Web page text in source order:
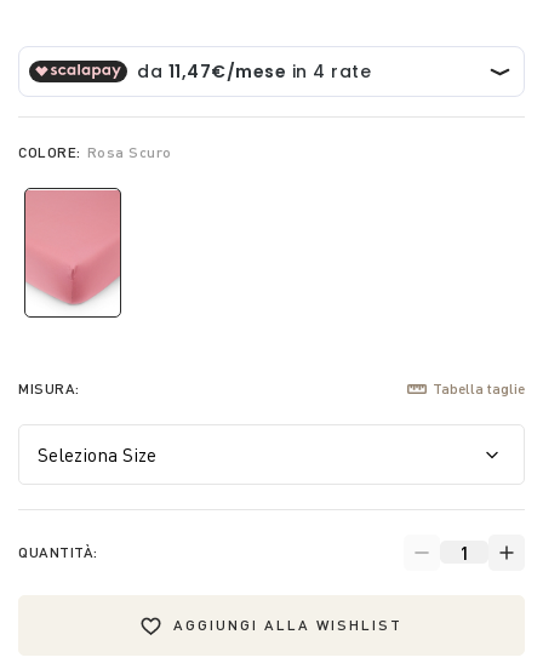
COLORE: Rosa Scuro
MISURA: Tabella taglie
QUANTITÀ:
AGGIUNGI ALLA WISHLIST